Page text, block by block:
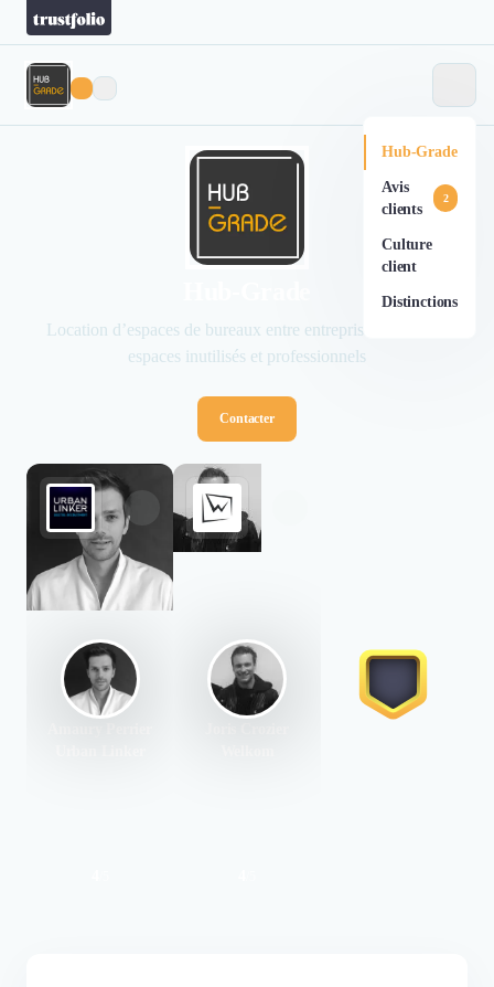
Hub-Grade
Avis
clients
2
Culture
client
Distinctions
Location d’espaces de bureaux entre entreprises ayant des
espaces inutilisés et professionnels
Contacter